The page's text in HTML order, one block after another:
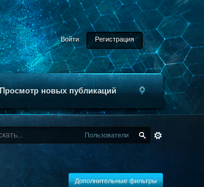
Войти Регистрация
Просмотр новых публикаций
Пользователи
Дополнительные фильтры